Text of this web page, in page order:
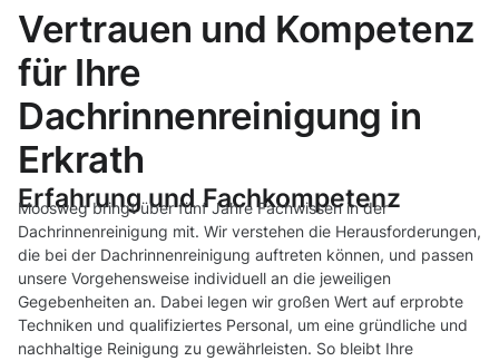
Vertrauen und Kompetenz
für Ihre
Dachrinnenreinigung in
Erkrath
Erfahrung und Fachkompetenz
Moosweg bringt über fünf Jahre Fachwissen in der
Dachrinnenreinigung mit. Wir verstehen die Herausforderungen,
die bei der Dachrinnenreinigung auftreten können, und passen
unsere Vorgehensweise individuell an die jeweiligen
Gegebenheiten an. Dabei legen wir großen Wert auf erprobte
Techniken und qualifiziertes Personal, um eine gründliche und
nachhaltige Reinigung zu gewährleisten. So bleibt Ihre